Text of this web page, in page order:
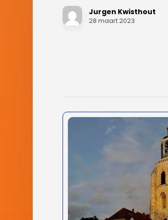
Jurgen Kwisthout
28 maart 2023